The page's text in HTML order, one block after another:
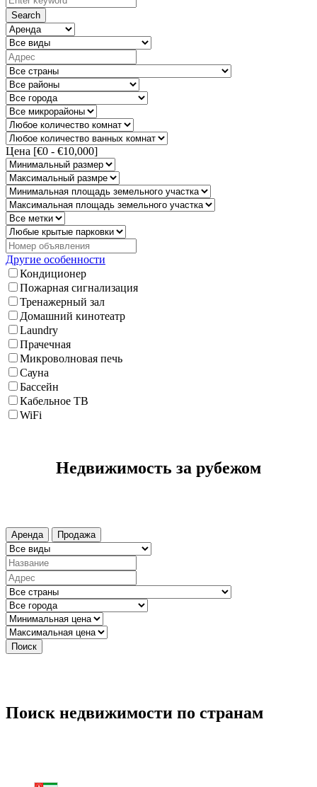
Search
Цена [€0 - €10,000]
Другие особенности
Кондиционер
Пожарная сигнализация
Тренажерный зал
Домашний кинотеатр
Laundry
Прачечная
Микроволновая печь
Сауна
Бассейн
Кабельное ТВ
WiFi
Недвижимость за рубежом
Аренда Продажа
Поиск
Поиск недвижимости по странам